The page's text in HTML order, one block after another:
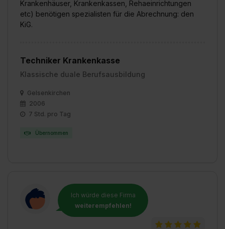
Datenschutzerklärung unter dem Punkt „Datenschutz-
Einstellungen“ widerrufen. Weitere Informationen zu den
einzelnen Cookies findest du durch Klick auf „Details
Krankenhäuser, Krankenkassen, Rehaeinrichtungen
etc) benötigen spezialisten für die Abrechnung: den
KiG.
Techniker Krankenkasse
Klassische duale Berufsausbildung
Gelsenkirchen
2006
7 Std. pro Tag
Übernommen
Ich würde diese Firma
weiterempfehlen!